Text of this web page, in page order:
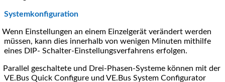
Systemkonfiguration
Wenn Einstellungen an einem Einzelgerät verändert werden
müssen, kann dies innerhalb von wenigen Minuten mithilfe
eines DIP- Schalter-Einstellungsverfahrens erfolgen.
Parallel geschaltete und Drei-Phasen-Systeme können mit der
VE.Bus Quick Configure und VE.Bus System Configurator